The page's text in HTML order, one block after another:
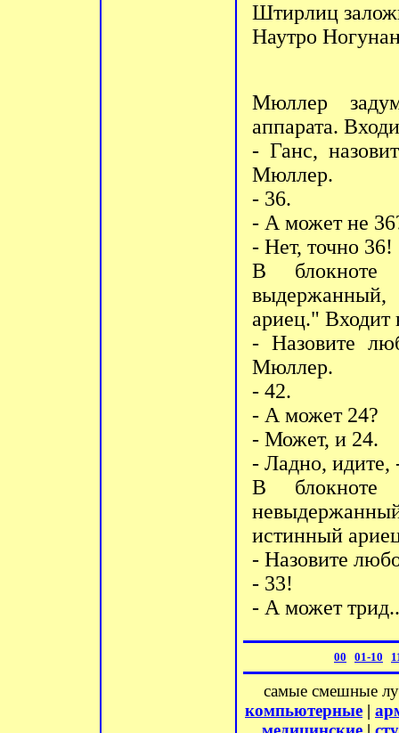
Штирлиц
Наутро
Мюллер
аппарата.
- Ганс,
Мюллер.
- 36.
- А может не
- Нет, точно 36!
В блокноте
ариец." Входит
- Назовите
Мюллер.
- 42.
- А может 24?
- Может, и 24.
- Ладно, идите,
В блокноте
истинный
- Назовите
- 33!
- А может
00 01-10
самые смешные
компьютерные |